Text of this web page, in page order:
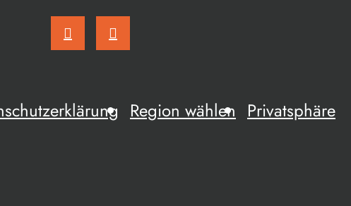
Region wählen Privatsphäre